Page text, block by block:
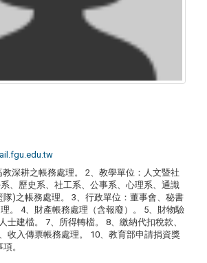
教深耕之帳務處理。 2、教學單位：人文暨社
、歷史系、社工系、公事系、心理系、通識
隊)之帳務處理。 3、行政單位：董事會、秘書
。 4、財產帳務處理（含報廢）。 5、財物驗
士建檔。 7、所得轉檔。 8、繳納代扣稅款、
收入傳票帳務處理。 10、教育部申請捐資獎
。